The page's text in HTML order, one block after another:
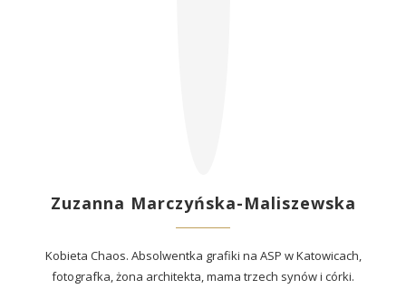
Zuzanna Marczyńska-Maliszewska
Kobieta Chaos. Absolwentka grafiki na ASP w Katowicach,
fotografka, żona architekta, mama trzech synów i córki.